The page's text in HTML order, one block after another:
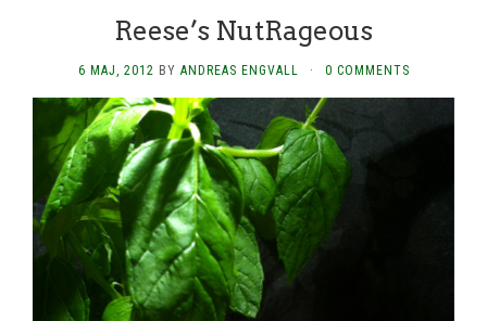
Reese’s NutRageous
6 MAJ, 2012 BY ANDREAS ENGVALL · 0 COMMENTS